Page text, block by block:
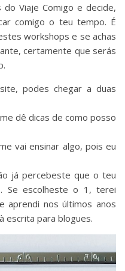
Viaje Comigo e decide,
comigo o teu tempo. É
workshops e se achas
certamente que serás
podes chegar a duas
dê dicas de como posso
vai ensinar algo, pois eu
já percebeste que o teu
Se escolheste o 1, terei
aprendi nos últimos anos
escrita para blogues.